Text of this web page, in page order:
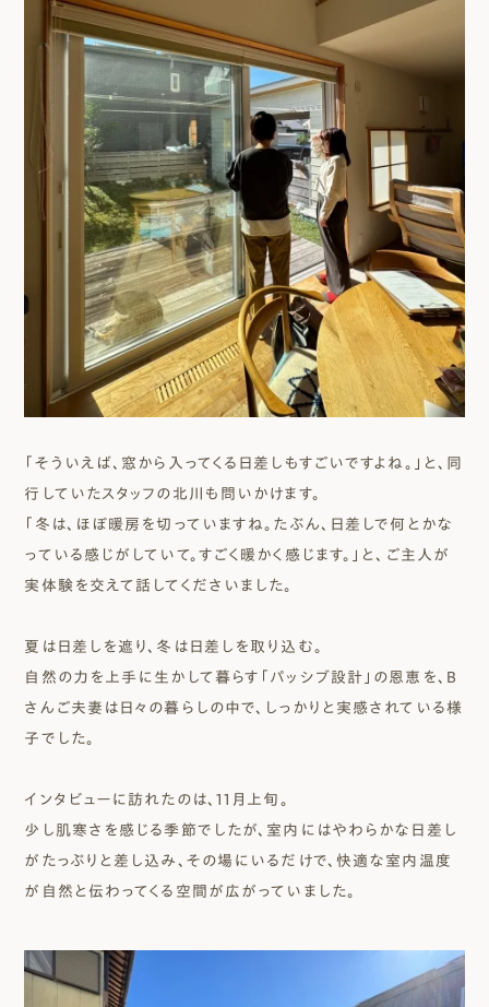
「そういえば、窓から入ってくる日差しもすごいですよね。」と、同
行していたスタッフの北川も問いかけます。
「冬は、ほぼ暖房を切っていますね。たぶん、日差しで何とかな
っている感じがしていて。すごく暖かく感じます。」と、ご主人が
実体験を交えて話してくださいました。
夏は日差しを遮り、冬は日差しを取り込む。
自然の力を上手に生かして暮らす「パッシブ設計」の恩恵を、B
さんご夫妻は日々の暮らしの中で、しっかりと実感されている様
子でした。
インタビューに訪れたのは、11月上旬。
少し肌寒さを感じる季節でしたが、室内にはやわらかな日差し
がたっぷりと差し込み、その場にいるだけで、快適な室内温度
が自然と伝わってくる空間が広がっていました。